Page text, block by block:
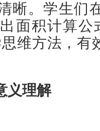
晰。学生们
面积计算公
维方法，有
义理解